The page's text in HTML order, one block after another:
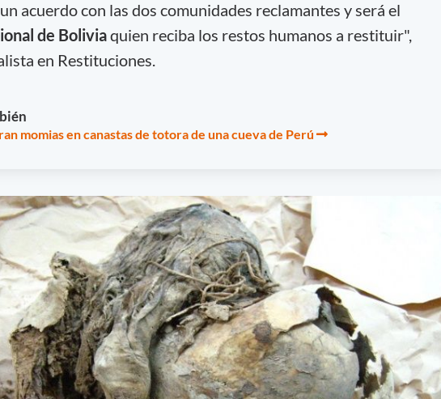
acuerdo con las dos comunidades reclamantes y será el
de Boliviaquien reciba los restos humanos a restituir",
en Restituciones.
momias en canastas de totora de una cueva de Perú